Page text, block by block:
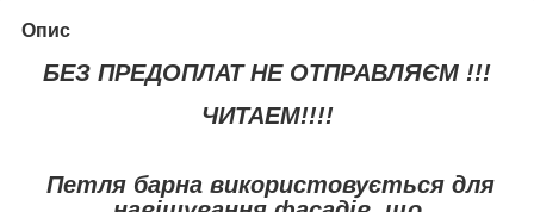
Опис
БЕЗ ПРЕДОПЛАТ НЕ ОТПРАВЛЯЄМ !!!
ЧИТАЕМ!!!!
Петля барна використовується для